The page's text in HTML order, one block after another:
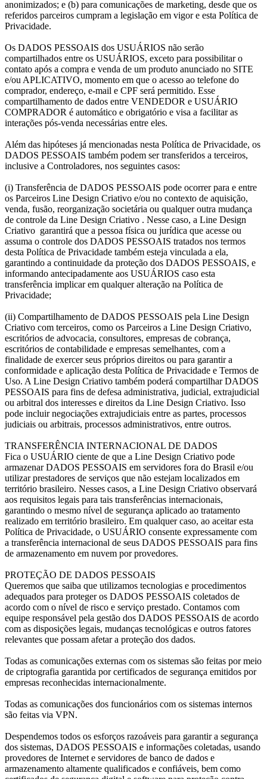
anonimizados; e (b) para comunicações de marketing, desde que os
referidos parceiros cumpram a legislação em vigor e esta Política de
Privacidade.
Os DADOS PESSOAIS dos USUÁRIOS não serão
compartilhados entre os USUÁRIOS, exceto para possibilitar o
contato após a compra e venda de um produto anunciado no SITE
e/ou APLICATIVO, momento em que o acesso ao telefone do
comprador, endereço, e-mail e CPF será permitido. Esse
compartilhamento de dados entre VENDEDOR e USUÁRIO
COMPRADOR é automático e obrigatório e visa a facilitar as
interações pós-venda necessárias entre eles.
Além das hipóteses já mencionadas nesta Política de Privacidade, os
DADOS PESSOAIS também podem ser transferidos a terceiros,
inclusive a Controladores, nos seguintes casos:
(i) Transferência de DADOS PESSOAIS pode ocorrer para e entre
os Parceiros Line Design Criativo e/ou no contexto de aquisição,
venda, fusão, reorganização societária ou qualquer outra mudança
de controle da Line Design Criativo . Nesse caso, a Line Design
Criativo garantirá que a pessoa física ou jurídica que acesse ou
assuma o controle dos DADOS PESSOAIS tratados nos termos
desta Política de Privacidade também esteja vinculada a ela,
garantindo a continuidade da proteção dos DADOS PESSOAIS, e
informando antecipadamente aos USUÁRIOS caso esta
transferência implicar em qualquer alteração na Política de
Privacidade;
(ii) Compartilhamento de DADOS PESSOAIS pela Line Design
Criativo com terceiros, como os Parceiros a Line Design Criativo,
escritórios de advocacia, consultores, empresas de cobrança,
escritórios de contabilidade e empresas semelhantes, com a
finalidade de exercer seus próprios direitos ou para garantir a
conformidade e aplicação desta Política de Privacidade e Termos de
Uso. A Line Design Criativo também poderá compartilhar DADOS
PESSOAIS para fins de defesa administrativa, judicial, extrajudicial
ou arbitral dos interesses e direitos da Line Design Criativo. Isso
pode incluir negociações extrajudiciais entre as partes, processos
judiciais ou arbitrais, processos administrativos, entre outros.
TRANSFERÊNCIA INTERNACIONAL DE DADOS
Fica o USUÁRIO ciente de que a Line Design Criativo pode
armazenar DADOS PESSOAIS em servidores fora do Brasil e/ou
utilizar prestadores de serviços que não estejam localizados em
território brasileiro. Nesses casos, a Line Design Criativo observará
aos requisitos legais para tais transferências internacionais,
garantindo o mesmo nível de segurança aplicado ao tratamento
realizado em território brasileiro. Em qualquer caso, ao aceitar esta
Política de Privacidade, o USUÁRIO consente expressamente com
a transferência internacional de seus DADOS PESSOAIS para fins
de armazenamento em nuvem por provedores.
PROTEÇÃO DE DADOS PESSOAIS
Queremos que saiba que utilizamos tecnologias e procedimentos
adequados para proteger os DADOS PESSOAIS coletados de
acordo com o nível de risco e serviço prestado. Contamos com
equipe responsável pela gestão dos DADOS PESSOAIS de acordo
com as disposições legais, mudanças tecnológicas e outros fatores
relevantes que possam afetar a proteção dos dados.
Todas as comunicações externas com os sistemas são feitas por meio
de criptografia garantida por certificados de segurança emitidos por
empresas reconhecidas internacionalmente.
Todas as comunicações dos funcionários com os sistemas internos
são feitas via VPN.
Despendemos todos os esforços razoáveis para garantir a segurança
dos sistemas, DADOS PESSOAIS e informações coletadas, usando
provedores de Internet e servidores de banco de dados e
armazenamento altamente qualificados e confiáveis, bem como